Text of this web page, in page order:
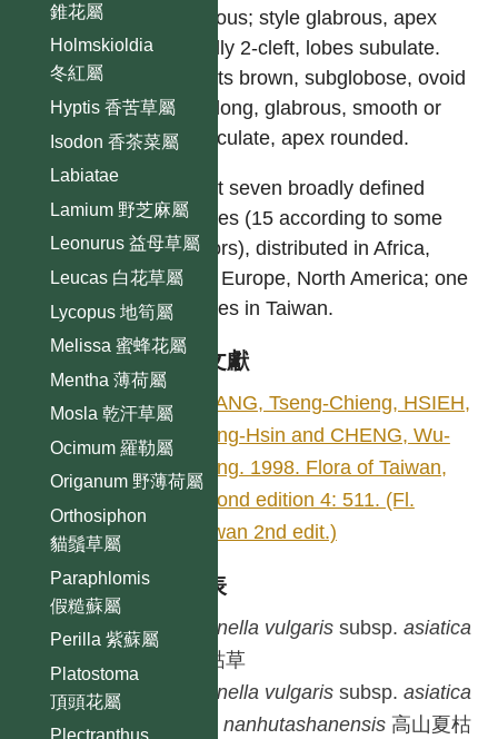
錐花屬
Holmskioldia
冬紅屬
Hyptis 香苦草屬
Isodon 香茶菜屬
Labiatae
Lamium 野芝麻屬
Leonurus 益母草屬
Leucas 白花草屬
Lycopus 地筍屬
Melissa 蜜蜂花屬
Mentha 薄荷屬
Mosla 乾汗草屬
Ocimum 羅勒屬
Origanum 野薄荷屬
Orthosiphon
貓鬚草屬
Paraphlomis
假糙蘇屬
Perilla 紫蘇屬
Platostoma
頂頭花屬
glabrous; style glabrous, apex
equally 2-cleft, lobes subulate.
Nutlets brown, subglobose, ovoid
to oblong, glabrous, smooth or
tuberculate, apex rounded.
About seven broadly defined
species (15 according to some
authors), distributed in Africa,
Asia, Europe, North America; one
species in Taiwan.
參考文獻
HUANG, Tseng-Chieng, HSIEH,
Tsung-Hsin and CHENG, Wu-
Tsang. 1998. Flora of Taiwan,
second edition 4: 511. (Fl.
Taiwan 2nd edit.)
種列表
Prunella vulgarissubsp. asiatica
夏枯草
Prunella vulgarissubsp. asiatica
nanhutashanensis 高山夏枯